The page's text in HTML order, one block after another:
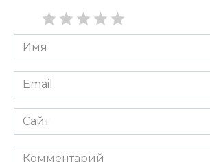
Имя
*
Email
*
Сайт
Комментарий